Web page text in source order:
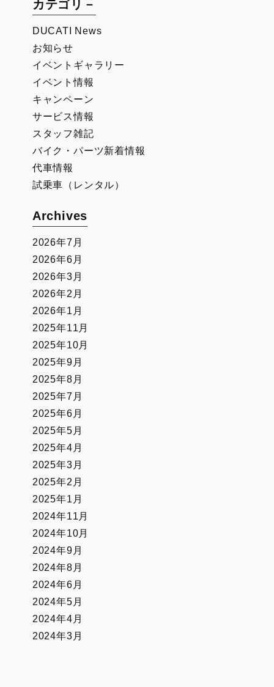
カテゴリ－
DUCATI News
お知らせ
イベントギャラリー
イベント情報
キャンペーン
サービス情報
スタッフ雑記
バイク・パーツ新着情報
代車情報
試乗車（レンタル）
Archives
2026年7月
2026年6月
2026年3月
2026年2月
2026年1月
2025年11月
2025年10月
2025年9月
2025年8月
2025年7月
2025年6月
2025年5月
2025年4月
2025年3月
2025年2月
2025年1月
2024年11月
2024年10月
2024年9月
2024年8月
2024年6月
2024年5月
2024年4月
2024年3月